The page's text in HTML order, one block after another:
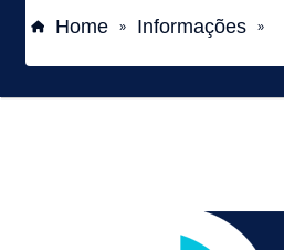
Home » Informações »